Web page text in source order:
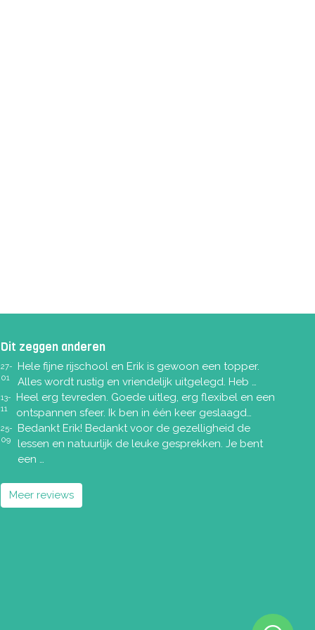
Dit zeggen anderen
27-
01
Hele fijne rijschool en Erik is gewoon een topper.
Alles wordt rustig en vriendelijk uitgelegd. Heb …
13-
11
Heel erg tevreden. Goede uitleg, erg flexibel en een
ontspannen sfeer. Ik ben in één keer geslaagd…
25-
09
Bedankt Erik! Bedankt voor de gezelligheid de
lessen en natuurlijk de leuke gesprekken. Je bent
een …
Meer reviews